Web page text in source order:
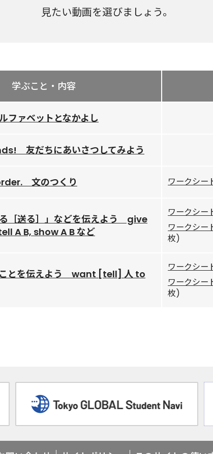
見たい動画を選びましょう。
学ぶこと・内容
ファベットとなかよし
友だちにあいさつしてみよう
文のつくり ワークシー
る［送る］」などを伝えよう give
A B, show A B など
ワークシー
ワークシー
枚)
ことを伝えよう want [tell] 人 to
ワークシー
ワークシー
枚)